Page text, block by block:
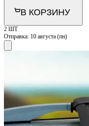
В КОРЗИНУ
2 ШТ
Отправка: 10 августа (пн)